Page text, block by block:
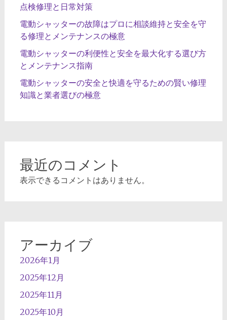
点検修理と日常対策
電動シャッターの故障はプロに相談維持と安全を守
る修理とメンテナンスの極意
電動シャッターの利便性と安全を最大化する選び方
とメンテナンス指南
電動シャッターの安全と快適を守るための賢い修理
知識と業者選びの極意
最近のコメント
表示できるコメントはありません。
アーカイブ
2026年1月
2025年12月
2025年11月
2025年10月